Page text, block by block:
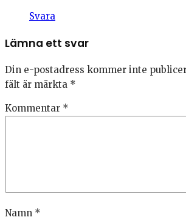
Svara
Lämna ett svar
Din e-postadress kommer inte
fält är märkta *
Kommentar *
Namn *